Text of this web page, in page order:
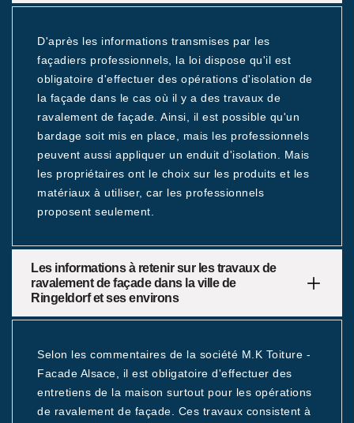
D'après les informations transmises par les
façadiers professionnels, la loi dispose qu'il est
obligatoire d'effectuer des opérations d'isolation de
la façade dans le cas où il y a des travaux de
ravalement de façade. Ainsi, il est possible qu'un
bardage soit mis en place, mais les professionnels
peuvent aussi appliquer un enduit d'isolation. Mais
les propriétaires ont le choix sur les produits et les
matériaux à utiliser, car les professionnels
proposent seulement.
Les informations à retenir sur les travaux de
ravalement de façade dans la ville de
Ringeldorf et ses environs
Selon les commentaires de la société M.K Toiture -
Facade Alsace, il est obligatoire d'effectuer des
entretiens de la maison surtout pour les opérations
de ravalement de façade. Ces travaux consistent à